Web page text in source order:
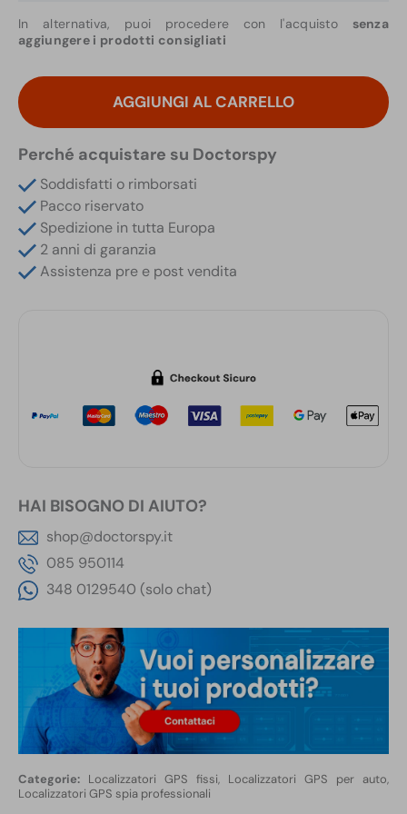
In alternativa, puoi procedere con l'acquisto senza
aggiungere i prodotti consigliati
Localizzatore
GPS
4G
con
Controllo
Remoto
e
Allarmi
Intelligenti
AGGIUNGI AL CARRELLO
Perché acquistare su Doctorspy
Soddisfatti o rimborsati
Pacco riservato
Spedizione in tutta Europa
2 anni di garanzia
Assistenza pre e post vendita
HAI BISOGNO DI AIUTO?
shop@doctorspy.it
085 950114
348 0129540 (solo chat)
Localizzatori GPS fissi, Localizzatori GPS per auto,
Localizzatori GPS spia professionali